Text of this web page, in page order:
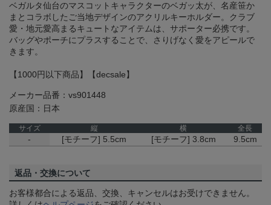
ベガルタ仙台のマスコットキャラクターのベガッ太が、名産笹か
まとコラボしたご当地デザインのアクリルキーホルダー。クラブ
愛・地元愛高まるキュートなアイテムは、サポーター必携です。
バッグやポーチにプラスすることで、さりげなく愛をアピールで
きます。
【1000円以下商品】【decsale】
メーカー品番：vs901448
原産国：日本
サイズ 縦 横 全長
- [モチーフ] 5.5cm [モチーフ] 3.8cm 9.5cm
返品・交換について
お客様都合による返品、交換、キャンセルはお受けできません。